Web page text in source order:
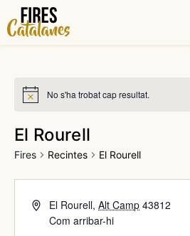
No s'ha trobat cap resultat.
El Rourell
Fires Recintes El Rourell
El Rourell, Alt Camp 43812
Com arribar-hi